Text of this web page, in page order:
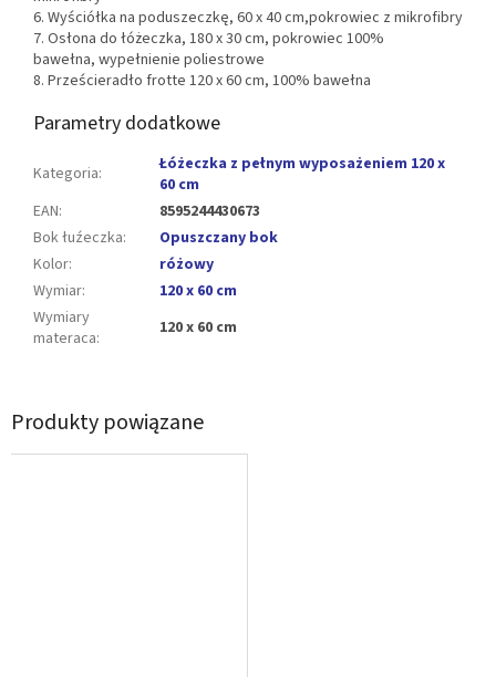
Produkty powiązane
6. Wyściółka na poduszeczkę, 60 x 40 cm,pokrowiec z mikrofibry
7. Osłona do łóżeczka, 180 x 30 cm, pokrowiec 100%
bawełna, wypełnienie poliestrowe
8. Prześcieradło frotte 120 x 60 cm, 100% bawełna
Parametry dodatkowe
Kategoria:
Łóżeczka z pełnym wyposażeniem 120 x
60 cm
EAN:
8595244430673
Bok łuźeczka:
Opuszczany bok
Kolor:
różowy
Wymiar:
120 x 60 cm
Wymiary
materaca: 120 x 60 cm